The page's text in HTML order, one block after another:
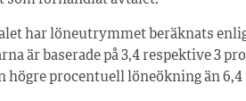
har löneutrymmet beräknats
är baserade på 3,4 respektive 3
högre procentuell löneökning än 6,4